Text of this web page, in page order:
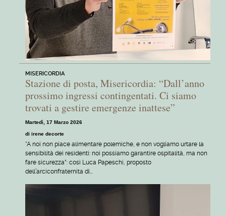
MISERICORDIA
Stazione di posta, Misericordia: “Dall’anno
prossimo ingressi contingentati. Ci siamo
trovati a gestire emergenze inattese”
Martedì, 17 Marzo 2026
di irene decorte
“A noi non piace alimentare polemiche, e non vogliamo urtare la
sensibilità dei residenti: noi possiamo garantire ospitalità, ma non
fare sicurezza”: così Luca Papeschi, proposto
dell’arciconfraternita di…